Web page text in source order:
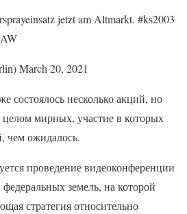
jetzt am Altmarkt. #ks2003
March 20, 2021
состоялось несколько акций, но
мирных, участие в которых
чем ожидалось.
проведение видеоконференции
земель, на которой
стратегия относительно